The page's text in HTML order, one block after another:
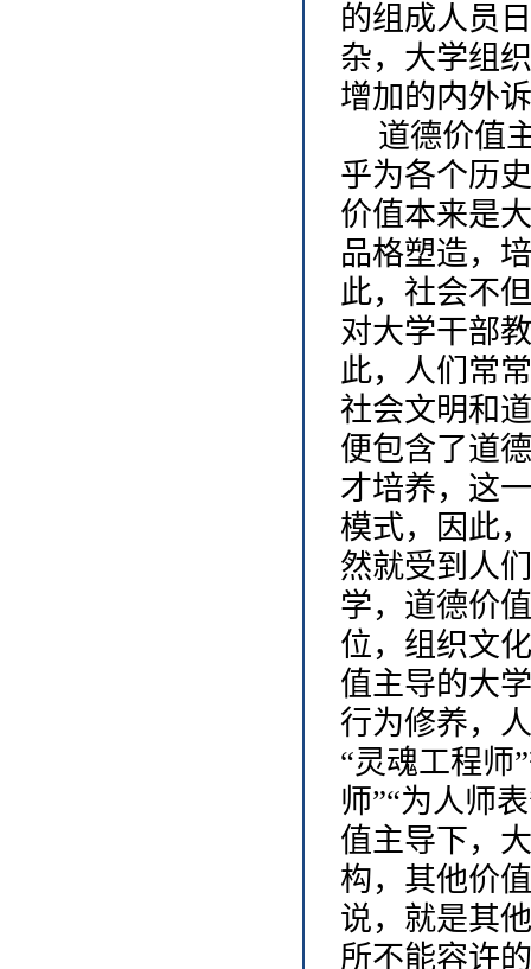
的组成人员
杂，大学组
增加的内外
道德价值
乎为各个历
价值本来是
品格塑造，
此，社会不
对大学干部
此，人们常
社会文明和
便包含了道
才培养，这
模式，因此
然就受到人
学，道德价
位，组织文
值主导的大
行为修养，
“灵魂工程师
师”“为人师
值主导下，
构，其他价
说，就是其
所不能容许